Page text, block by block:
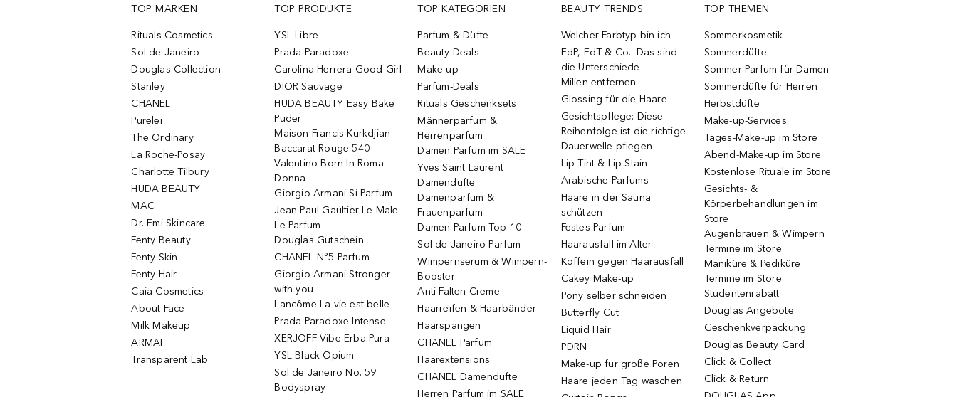
TOP MARKEN
Rituals Cosmetics
Sol de Janeiro
Douglas Collection
Stanley
CHANEL
Purelei
The Ordinary
La Roche-Posay
Charlotte Tilbury
HUDA BEAUTY
MAC
Dr. Emi Skincare
Fenty Beauty
Fenty Skin
Fenty Hair
Caia Cosmetics
About Face
Milk Makeup
ARMAF
Transparent Lab
TOP PRODUKTE
YSL Libre
Prada Paradoxe
Carolina Herrera Good Girl
DIOR Sauvage
HUDA BEAUTY Easy Bake
Puder
Maison Francis Kurkdjian
Baccarat Rouge 540
Valentino Born In Roma
Donna
Giorgio Armani Si Parfum
Jean Paul Gaultier Le Male
Le Parfum
Douglas Gutschein
CHANEL N°5 Parfum
Giorgio Armani Stronger
with you
Lancôme La vie est belle
Prada Paradoxe Intense
XERJOFF Vibe Erba Pura
YSL Black Opium
Sol de Janeiro No. 59
Bodyspray
TOP KATEGORIEN
Parfum & Düfte
Beauty Deals
Make-up
Parfum-Deals
Rituals Geschenksets
Männerparfum &
Herrenparfum
Damen Parfum im SALE
Yves Saint Laurent
Damendüfte
Damenparfum &
Frauenparfum
Damen Parfum Top 10
Sol de Janeiro Parfum
Wimpernserum & Wimpern-
Booster
Anti-Falten Creme
Haarreifen & Haarbänder
Haarspangen
CHANEL Parfum
Haarextensions
CHANEL Damendüfte
Herren Parfum im SALE
BEAUTY TRENDS
Welcher Farbtyp bin ich
EdP, EdT & Co.: Das sind
die Unterschiede
Milien entfernen
Glossing für die Haare
Gesichtspflege: Diese
Reihenfolge ist die richtige
Dauerwelle pflegen
Lip Tint & Lip Stain
Arabische Parfums
Haare in der Sauna
schützen
Festes Parfum
Haarausfall im Alter
Koffein gegen Haarausfall
Cakey Make-up
Pony selber schneiden
Butterfly Cut
Liquid Hair
PDRN
Make-up für große Poren
Haare jeden Tag waschen
TOP THEMEN
Sommerkosmetik
Sommerdüfte
Sommer Parfum für Damen
Sommerdüfte für Herren
Herbstdüfte
Make-up-Services
Tages-Make-up im Store
Abend-Make-up im Store
Kostenlose Rituale im Store
Gesichts- &
Körperbehandlungen im
Store
Augenbrauen & Wimpern
Termine im Store
Maniküre & Pediküre
Termine im Store
Studentenrabatt
Douglas Angebote
Geschenkverpackung
Douglas Beauty Card
Click & Collect
Click & Return